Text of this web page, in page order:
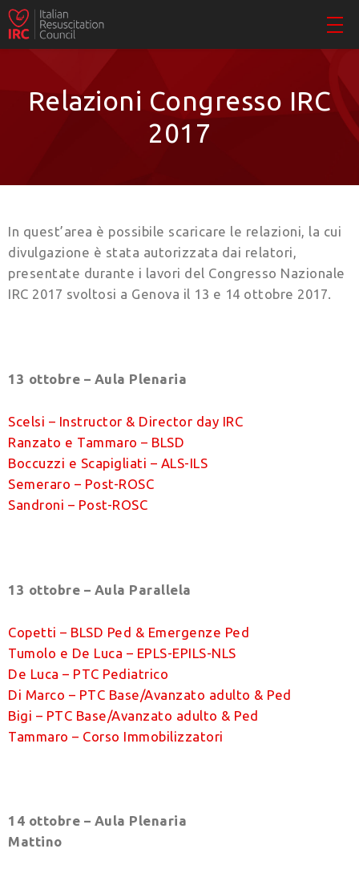
Relazioni Congresso IRC
2017
In quest’area è possibile scaricare le relazioni, la cui
divulgazione è stata autorizzata dai relatori,
presentate durante i lavori del Congresso Nazionale
IRC 2017 svoltosi a Genova il 13 e 14 ottobre 2017.
13 ottobre – Aula Plenaria
Scelsi – Instructor & Director day IRC
Ranzato e Tammaro – BLSD
Boccuzzi e Scapigliati – ALS-ILS
Semeraro – Post-ROSC
Sandroni – Post-ROSC
13 ottobre – Aula Parallela
Copetti – BLSD Ped & Emergenze Ped
Tumolo e De Luca – EPLS-EPILS-NLS
De Luca – PTC Pediatrico
Di Marco – PTC Base/Avanzato adulto & Ped
Bigi – PTC Base/Avanzato adulto & Ped
Tammaro – Corso Immobilizzatori
14 ottobre – Aula Plenaria
Mattino